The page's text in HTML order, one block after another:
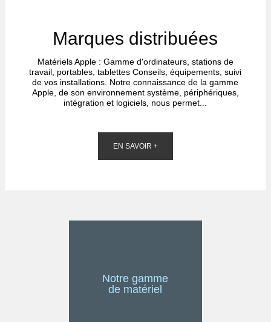
Marques distribuées
Matériels Apple : Gamme d'ordinateurs, stations de
travail, portables, tablettes Conseils, équipements, suivi
de vos installations. Notre connaissance de la gamme
Apple, de son environnement système, périphériques,
intégration et logiciels, nous permet...
EN SAVOIR +
Notre gamme
de matériel